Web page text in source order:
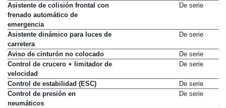
Asistente de colisión frontal con
frenado automático de
emergencia
De serie
Asistente dinámico para luces de
carretera
De serie
Aviso de cinturón no colocado
De serie
Control de crucero + limitador de
velocidad
De serie
Control de estabilidad (ESC)
De serie
Control de presión en
neumáticos
De serie